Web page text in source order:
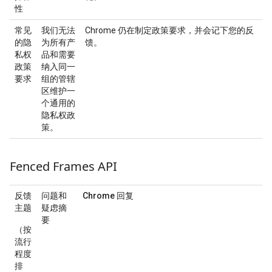
性
常见
的隐
私权
政策
要求
我们无法
为所有产
品和需要
纳入同一
组的管辖
区维护一
个通用的
隐私权政
策。
Chrome 仍在制定政策要求，并会记下您的反
馈。
Fenced Frames API
反馈
主题
（按
流行
程度
排
问题和
疑虑摘
要
Chrome 回复